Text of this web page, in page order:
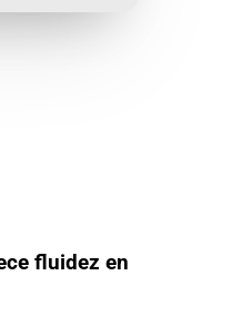
fluidez en